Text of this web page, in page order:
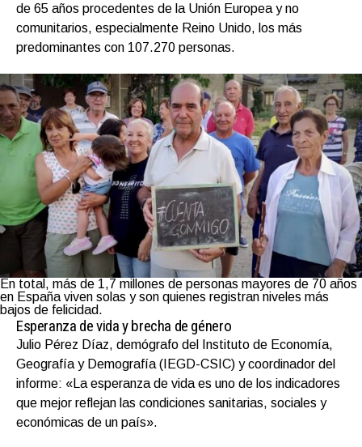
de 65 años procedentes de la Unión Europea y no
comunitarios, especialmente Reino Unido, los más
predominantes con 107.270 personas.
En total, más de 1,7 millones de personas mayores de 70 años
en España viven solas y son quienes registran niveles más
bajos de felicidad.
Esperanza de vida y brecha de género
Julio Pérez Díaz, demógrafo del Instituto de Economía,
Geografía y Demografía (IEGD-CSIC) y coordinador del
informe: «La esperanza de vida es uno de los indicadores
que mejor reflejan las condiciones sanitarias, sociales y
económicas de un país».